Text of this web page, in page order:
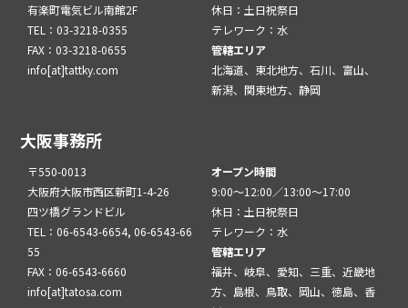
有楽町電気ビル南館2F
TEL：03-3218-0355
FAX：03-3218-0655
info[at]tattky.com
休日：土日祝祭日
テレワーク：水
管轄エリア
北海道、東北地方、石川、富山、
新潟、関東地方、静岡
大阪事務所
〒550-0013
大阪府大阪市西区新町1-4-26
四ツ橋グランドビル
TEL：06-6543-6654, 06-6543-66
55
FAX：06-6543-6660
info[at]tatosa.com
オープン時間
9:00～12:00／13:00～17:00
休日：土日祝祭日
テレワーク：水
管轄エリア
福井、岐阜、愛知、三重、近畿地
方、島根、鳥取、岡山、徳島、香